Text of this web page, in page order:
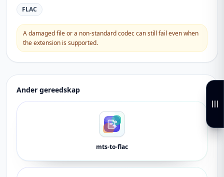
FLAC
A damaged file or a non-standard codec can still fail even when
the extension is supported.
Ander gereedskap
mts-to-flac